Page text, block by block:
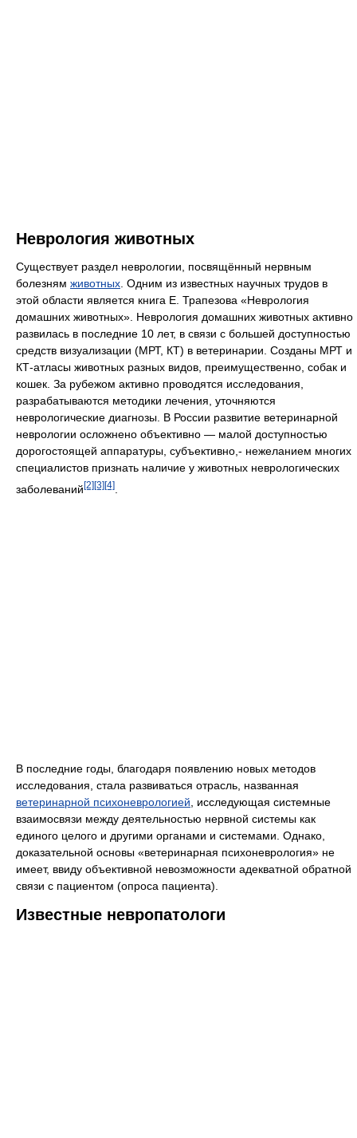
Неврология животных
Существует раздел неврологии, посвящённый нервным
болезням животных . Одним из известных научных трудов в
этой области является книга Е. Трапезова «Неврология
домашних животных». Неврология домашних животных активно
развилась в последние 10 лет, в связи с большей доступностью
средств визуализации (МРТ, КТ) в ветеринарии. Созданы МРТ и
КТ-атласы животных разных видов, преимущественно, собак и
кошек. За рубежом активно проводятся исследования,
разрабатываются методики лечения, уточняются
неврологические диагнозы. В России развитие ветеринарной
неврологии осложнено объективно — малой доступностью
дорогостоящей аппаратуры, субъективно,- нежеланием многих
специалистов признать наличие у животных неврологических
заболеваний[2][3][4]
В последние годы, благодаря появлению новых методов
исследования, стала развиваться отрасль, названная
ветеринарной психоневрологией, исследующая системные
взаимосвязи между деятельностью нервной системы как
единого целого и другими органами и системами. Однако,
доказательной основы «ветеринарная психоневрология» не
имеет, ввиду объективной невозможности адекватной обратной
связи с пациентом (опроса пациента).
Известные невропатологи